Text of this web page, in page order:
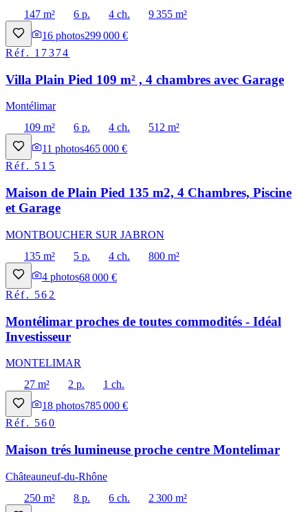
147 m²
6 p. 4 ch.
9 355 m²
16 photos299 000 €
Réf. 17374
Villa Plain Pied 109 m² , 4 chambres avec Garage
Montélimar
109 m²
6 p. 4 ch.
512 m²
11 photos465 000 €
Réf. 515
Maison de Plain Pied 135 m2, 4 Chambres, Piscine
et Garage
MONTBOUCHER SUR JABRON
135 m²
5 p. 4 ch.
800 m²
4 photos68 000 €
Réf. 562
Montélimar proches de toutes commodités - Idéal
Investisseur
MONTELIMAR
27 m²
2 p.
1 ch.
18 photos785 000 €
Réf. 560
Maison trés lumineuse proche centre Montelimar
Châteauneuf-du-Rhône
250 m²
8 p. 6 ch.
2 300 m²